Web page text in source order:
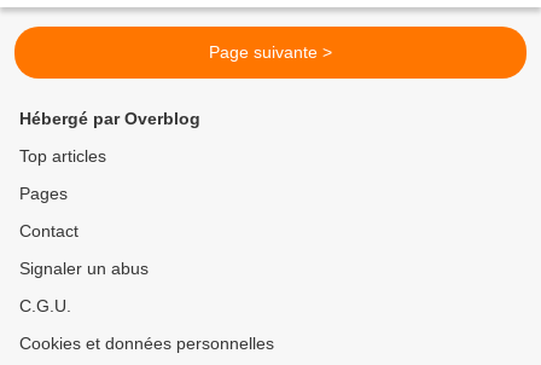
Page suivante >
Hébergé par Overblog
Top articles
Pages
Contact
Signaler un abus
C.G.U.
Cookies et données personnelles